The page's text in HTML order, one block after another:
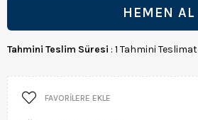
Tahmini Teslim Süresi : 1 Tahmini
FAVORILERE EKLE